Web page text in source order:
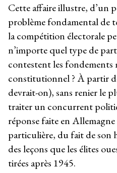
Cette affaire illustre, d’un
problème fondamental de
la compétition électorale
n’importe quel type de
contestent les fondements
constitutionnel ? À partir
devrait-on), sans renier le
traiter un concurrent
réponse faite en Allemagne
particulière, du fait de son
des leçons que les élites
tirées après 1945.